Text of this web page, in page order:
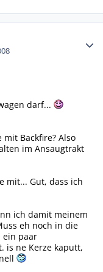
darf...
mit Backfire? Also
im Ansaugtrakt
mit... Gut, dass ich
ich damit meinem
eh noch in die
ein paar
is ne Kerze kaputt,